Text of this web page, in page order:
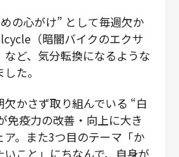
の心がけ” として毎週欠か
（暗闇バイクのエクサ
ど、気分転換になるような
た。
かさず取り組んでいる “白
免疫力の改善・向上に大き
ア。また3つ目のテーマ「か
こと」にちなんで、自身が